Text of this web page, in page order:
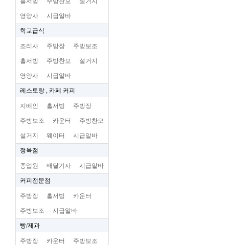
영양사 시급알바
학교급식
조리사 주방장 주방보조
홀서빙 주방찬모 설거지
영양사 시급알바
레스토랑 , 카페 커피
지배인 홀서빙 주방장
주방보조 카운터 주방찬모
설거지 웨이터 시급알바
정육점
종업원 배달기사 시급알바
커피전문점
주방장 홀서빙 카운터
주방보조 시급알바
빵/제과
주방장 카운터 주방보조